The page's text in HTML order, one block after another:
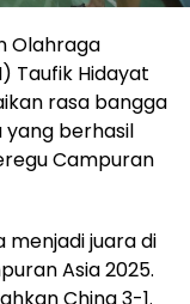
Olahraga
Taufik Hidayat
rasa bangga
yang berhasil
Campuran
menjadi juara di
Asia 2025.